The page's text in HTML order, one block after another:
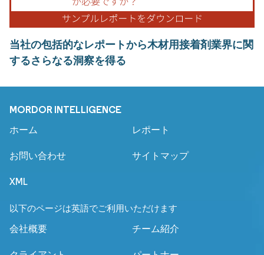
当社の包括的なレポートから木材用接着剤業界に関
するさらなる洞察を得る
MORDOR INTELLIGENCE
ホーム レポート
お問い合わせ サイトマップ
XML
以下のページは英語でご利用いただけます
会社概要 チーム紹介